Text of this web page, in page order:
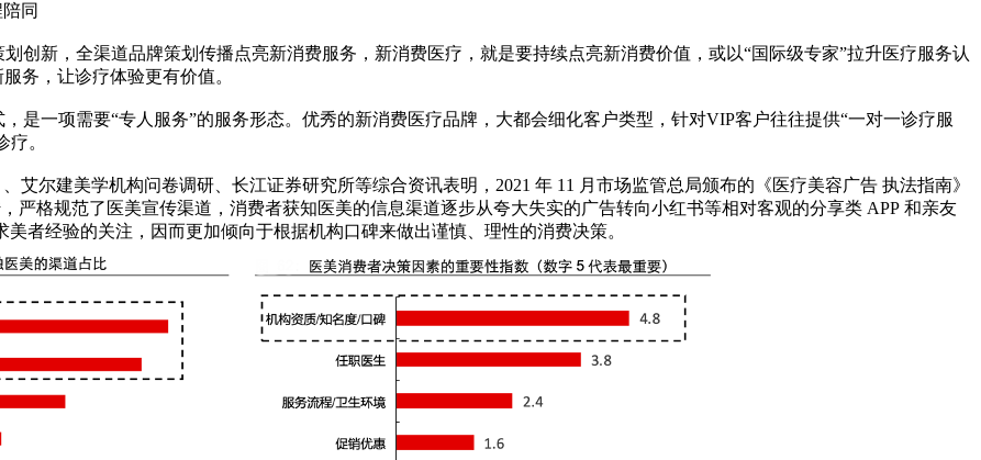
同
创新，全渠道品牌策划传播点亮新消费服务，新消费医疗，就是要持续点亮新消费价值，或以“国际级专家”拉升医疗服务认
务，让诊疗体验更有价值。
是一项需要“专人服务”的服务形态。优秀的新消费医疗品牌，大都会细化客户类型，针对VIP客户往往提供“一对一诊疗服
。
艾尔建美学机构问卷调研、长江证券研究所等综合资讯表明，2021 年 11 月市场监管总局颁布的《医疗美容广告 执法指南》
严格规范了医美宣传渠道，消费者获知医美的信息渠道逐步从夸大失实的广告转向小红书等相对客观的分享类 APP 和亲友
者经验的关注，因而更加倾向于根据机构口碑来做出谨慎、理性的消费决策。